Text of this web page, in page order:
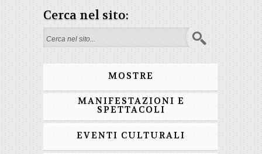
Cerca nel sito:
Form di ricerca
MOSTRE
MANIFESTAZIONI E
SPETTACOLI
EVENTI CULTURALI